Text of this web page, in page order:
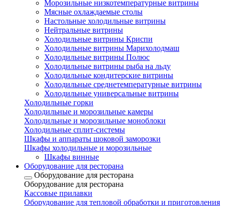
Морозильные низкотемпературные витрины
Мясные охлаждаемые столы
Настольные холодильные витрины
Нейтральные витрины
Холодильные витрины Криспи
Холодильные витрины Марихолодмаш
Холодильные витрины Полюс
Холодильные витрины рыба на льду
Холодильные кондитерские витрины
Холодильные среднетемпературные витрины
Холодильные универсальные витрины
Холодильные горки
Холодильные и морозильные камеры
Холодильные и морозильные моноблоки
Холодильные сплит-системы
Шкафы и аппараты шоковой заморозки
Шкафы холодильные и морозильные
Шкафы винные
Оборудование для ресторана
Оборудование для ресторана
Оборудование для ресторана
Кассовые прилавки
Оборудование для тепловой обработки и приготовления